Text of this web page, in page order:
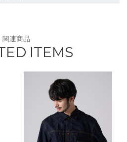
関連商品
ITEMS